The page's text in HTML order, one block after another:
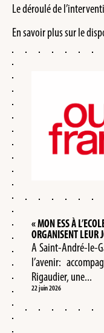
Le déroulé de
En savoir plus sur le
« MON ESS À
ORGANISENT LEUR
A Saint-André-le-
l’avenir:
Rigaudier, une...
22 juin 2026